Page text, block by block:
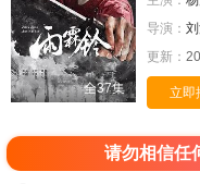
全37集
导演：
更新：
立即
请勿相信任